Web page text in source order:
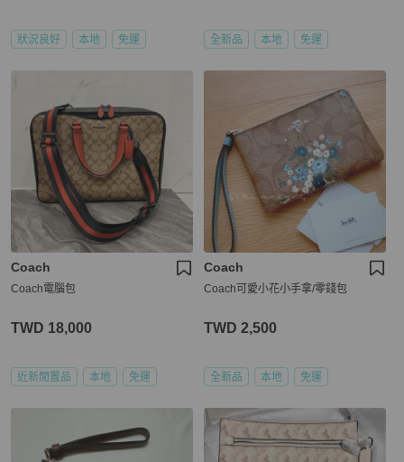
狀況良好 本地 免運 全新品 本地 免運
Coach
Coach電腦包
TWD 18,000
近新閒置品 本地 免運
Coach
Coach可愛小花小手拿/零錢包
TWD 2,500
全新品 本地 免運